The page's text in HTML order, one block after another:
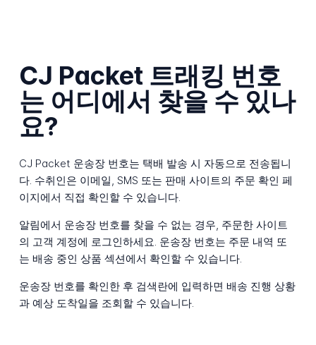
CJ Packet 트래킹 번호
는 어디에서 찾을 수 있나
요?
CJ Packet 운송장 번호는 택배 발송 시 자동으로 전송됩니
다. 수취인은 이메일, SMS 또는 판매 사이트의 주문 확인 페
이지에서 직접 확인할 수 있습니다.
알림에서 운송장 번호를 찾을 수 없는 경우, 주문한 사이트
의 고객 계정에 로그인하세요. 운송장 번호는 주문 내역 또
는 배송 중인 상품 섹션에서 확인할 수 있습니다.
운송장 번호를 확인한 후 검색란에 입력하면 배송 진행 상황
과 예상 도착일을 조회할 수 있습니다.